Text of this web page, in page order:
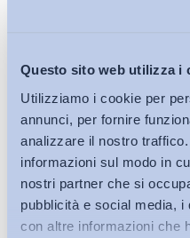
Questo sito web utilizza i
Utilizziamo i cookie per
annunci, per fornire
analizzare il nostro
informazioni sul modo in
nostri partner che si
pubblicità e social media, i
con altre informazioni che
Iscriviti alla